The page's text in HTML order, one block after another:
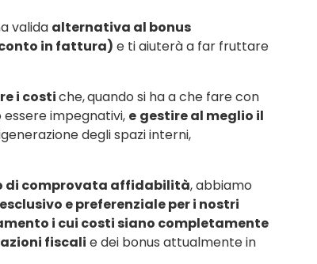
valida alternativa al bonus
in fattura) e ti aiuterà a far fruttare
i costiche,quando si ha a che fare con
impegnativi, e gestire al meglio il
degli spazi interni,
di comprovata affidabilità, abbiamo
e preferenziale per i nostri
i cui costi siano completamente
fiscali e dei bonus attualmente in